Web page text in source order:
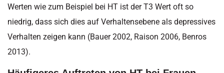
Werten wie zum Beispiel bei HT ist der T3 Wert oft so
niedrig, dass sich dies auf Verhaltensebene als depressives
Verhalten zeigen kann (Bauer 2002, Raison 2006, Benros
2013).